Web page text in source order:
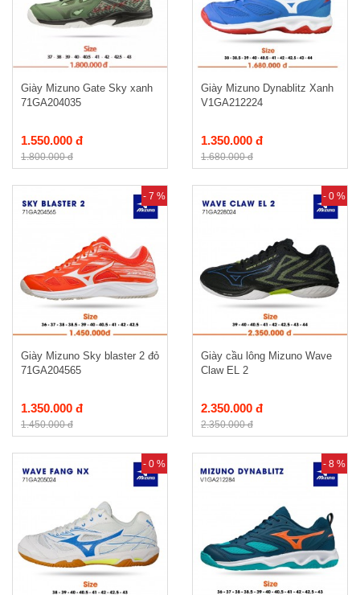
Giày Mizuno Gate Sky xanh
71GA204035
1.550.000 đ
1.800.000 đ
Giày Mizuno Dynablitz Xanh
V1GA212224
1.350.000 đ
1.680.000 đ
- 7 %
Giày Mizuno Sky blaster 2 đỏ
71GA204565
1.350.000 đ
1.450.000 đ
- 0 %
Giày cầu lông Mizuno Wave
Claw EL 2
2.350.000 đ
2.350.000 đ
- 0 % - 8 %